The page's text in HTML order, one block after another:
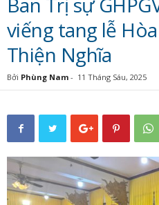
viếng tang lễ
Thiện Nghĩa
Bởi Phùng Nam - 11 Tháng Sáu, 2025